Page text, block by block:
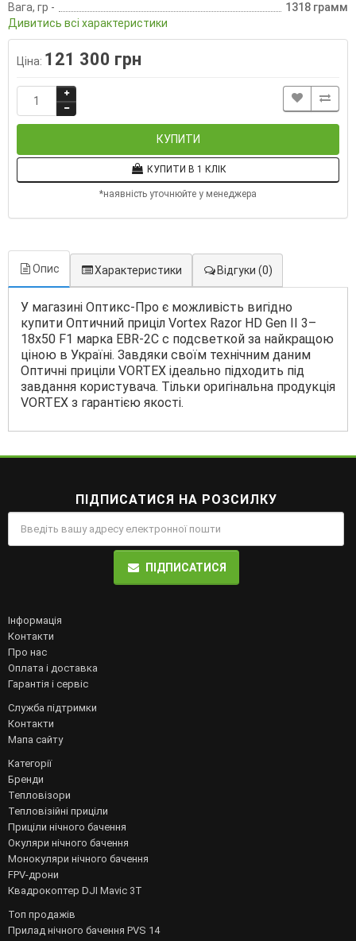
Вага, гр -
1318 грамм
Дивитись всі характеристики
Ціна: 121 300 грн
КУПИТИ
КУПИТИ В 1 КЛІК
*наявність уточнюйте у менеджера
Опис Характеристики Відгуки (0)
У магазині Оптикс-Про є можливість вигідно
купити Оптичний приціл Vortex Razor HD Gen II 3–
18x50 F1 марка EBR-2C с подсветкой за найкращою
ціною в Україні. Завдяки своїм технічним даним
Оптичні приціли VORTEX ідеально підходить під
завдання користувача. Тільки оригінальна продукція
VORTEX з гарантією якості.
ПІДПИСАТИСЯ НА РОЗСИЛКУ
ПІДПИСАТИСЯ
Інформація
Контакти
Про нас
Оплата і доставка
Гарантія і сервіс
Служба підтримки
Контакти
Мапа сайту
Категорії
Бренди
Тепловізори
Тепловізійні приціли
Приціли нічного бачення
Окуляри нічного бачення
Монокуляри нічного бачення
FPV-дрони
Квадрокоптер DJI Mavic 3T
Топ продажів
Прилад нічного бачення PVS 14